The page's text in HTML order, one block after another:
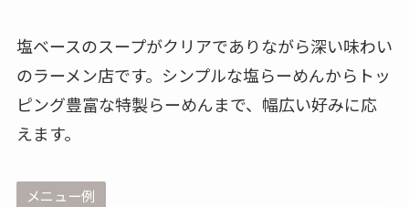
塩ベースのスープがクリアでありながら深い味わい
のラーメン店です。シンプルな塩らーめんからトッ
ピング豊富な特製らーめんまで、幅広い好みに応
えます。
メニュー例